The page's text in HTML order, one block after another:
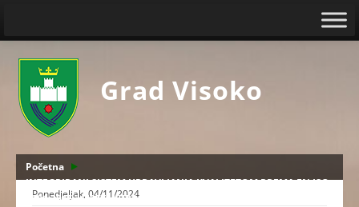
Grad Visoko
Početna
INTEGRIRANI SISTEM UPRAVLJANJA KVALITETOM PREMA EN ISO
9001:2015 i SISTEM UPRAVLJANJA OKOLINOM PREMA EN ISO
Ponedjeljak, 04/11/2024